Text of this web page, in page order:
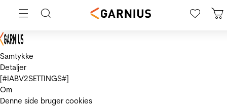
Samtykke
Detaljer
[#IABV2SETTINGS#]
Om
Denne side bruger cookies